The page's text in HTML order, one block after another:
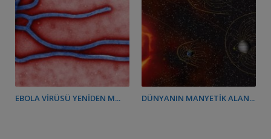
EBOLA VIRÜSÜ YENIDEN M... DÜNYANIN MANYETIK ALAN...